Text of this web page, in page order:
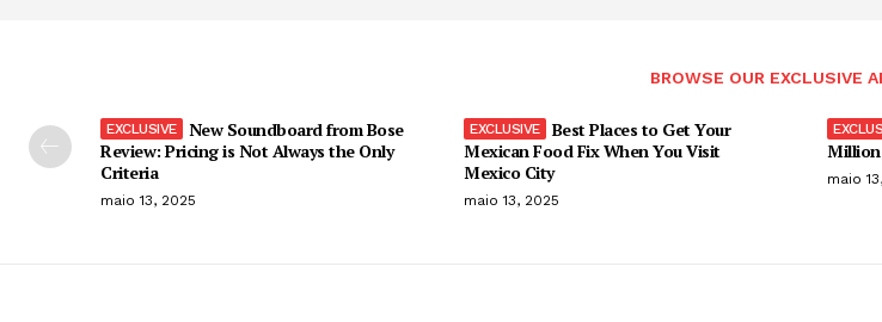
BROWSE OUR EXCLUSIVE
New Soundboard from Bose
Review: Pricing is Not Always the Only
Criteria
maio 13, 2025
Best Places to Get Your
Mexican Food Fix When You Visit
Mexico City
maio 13, 2025
Million
maio